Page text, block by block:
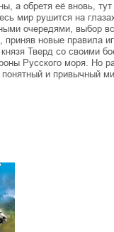
а обретя её вновь, тут
мир рушится на
очередями, выбор
приняв новые правила
Тверд со своими
Русского моря. Но
понятный и привычный